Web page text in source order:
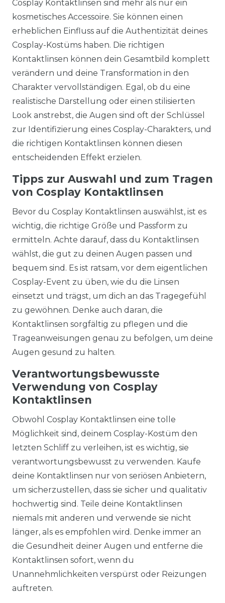
Cosplay Kontaktlinsen sind mehr als nur ein
kosmetisches Accessoire. Sie können einen
erheblichen Einfluss auf die Authentizität deines
Cosplay-Kostüms haben. Die richtigen
Kontaktlinsen können dein Gesamtbild komplett
verändern und deine Transformation in den
Charakter vervollständigen. Egal, ob du eine
realistische Darstellung oder einen stilisierten
Look anstrebst, die Augen sind oft der Schlüssel
zur Identifizierung eines Cosplay-Charakters, und
die richtigen Kontaktlinsen können diesen
entscheidenden Effekt erzielen.
Tipps zur Auswahl und zum Tragen
von Cosplay Kontaktlinsen
Bevor du Cosplay Kontaktlinsen auswählst, ist es
wichtig, die richtige Größe und Passform zu
ermitteln. Achte darauf, dass du Kontaktlinsen
wählst, die gut zu deinen Augen passen und
bequem sind. Es ist ratsam, vor dem eigentlichen
Cosplay-Event zu üben, wie du die Linsen
einsetzt und trägst, um dich an das Tragegefühl
zu gewöhnen. Denke auch daran, die
Kontaktlinsen sorgfältig zu pflegen und die
Trageanweisungen genau zu befolgen, um deine
Augen gesund zu halten.
Verantwortungsbewusste
Verwendung von Cosplay
Kontaktlinsen
Obwohl Cosplay Kontaktlinsen eine tolle
Möglichkeit sind, deinem Cosplay-Kostüm den
letzten Schliff zu verleihen, ist es wichtig, sie
verantwortungsbewusst zu verwenden. Kaufe
deine Kontaktlinsen nur von seriösen Anbietern,
um sicherzustellen, dass sie sicher und qualitativ
hochwertig sind. Teile deine Kontaktlinsen
niemals mit anderen und verwende sie nicht
länger, als es empfohlen wird. Denke immer an
die Gesundheit deiner Augen und entferne die
Kontaktlinsen sofort, wenn du
Unannehmlichkeiten verspürst oder Reizungen
auftreten.